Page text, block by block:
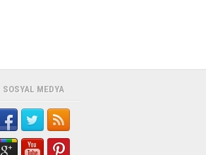
SOSYAL MEDYA